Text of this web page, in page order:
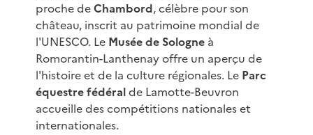
proche deChambord, célèbre pour son
château, inscrit au patrimoine mondial de
l'UNESCO. Le Musée de Sologneà
Romorantin-Lanthenay offre un aperçu de
l'histoire et de la culture régionales. Le Parc
équestre fédéralde Lamotte-Beuvron
accueille des compétitions nationales et
internationales.